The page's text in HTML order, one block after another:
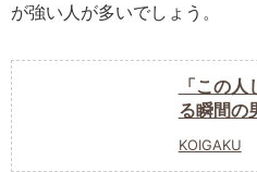
が強い人が多いでしょう。
「この
る瞬間の
KOIGAKU